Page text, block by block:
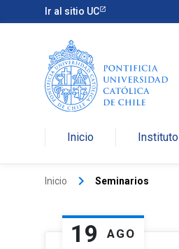
Ir al sitio UC
Inicio Instituto
Inicio keyboard_arrow_right Seminarios
19 AGO